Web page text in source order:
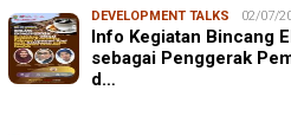
DEVELOPMENT TALKS 02/07/
Info Kegiatan Bincang
sebagai Penggerak
d…